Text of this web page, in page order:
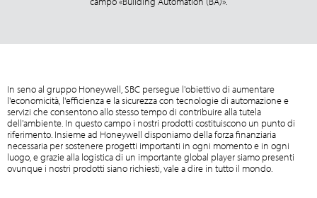
In seno al gruppo Honeywell, SBC persegue l'obiettivo di aumentare
l'economicità, l'efficienza e la sicurezza con tecnologie di automazione e
servizi che consentono allo stesso tempo di contribuire alla tutela
dell'ambiente. In questo campo i nostri prodotti costituiscono un punto di
riferimento. Insieme ad Honeywell disponiamo della forza finanziaria
necessaria per sostenere progetti importanti in ogni momento e in ogni
luogo, e grazie alla logistica di un importante global player siamo presenti
ovunque i nostri prodotti siano richiesti, vale a dire in tutto il mondo.